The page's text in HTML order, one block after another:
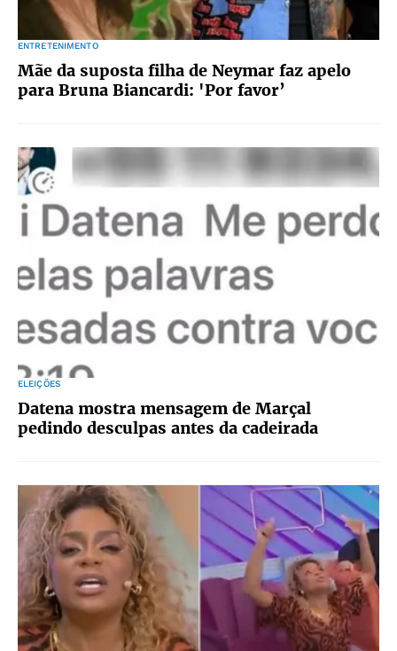
ENTRETENIMENTO
Mãe da suposta filha de Neymar faz apelo
para Bruna Biancardi: 'Por favor’
ELEIÇÕES
Datena mostra mensagem de Marçal
pedindo desculpas antes da cadeirada